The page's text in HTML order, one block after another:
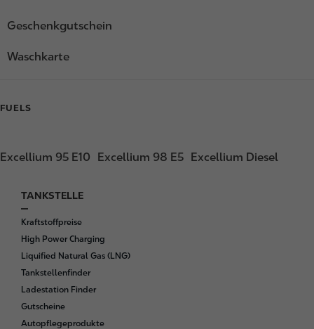
Geschenkgutschein
Waschkarte
FUELS
Excellium 95 E10 Excellium 98 E5 Excellium Diesel
F
o
o
t
e
r
TANKSTELLE
Kraftstoffpreise
High Power Charging
Liquified Natural Gas (LNG)
Tankstellenfinder
Ladestation Finder
Gutscheine
Autopflegeprodukte